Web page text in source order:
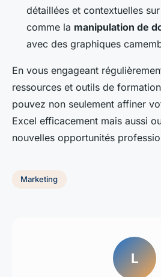
détaillées et contextuelles
comme la manipulation de
avec des graphiques
En vous engageant
ressources et outils de
pouvez non seulement affiner
Excel efficacement mais aussi
nouvelles opportunités
Marketing
L